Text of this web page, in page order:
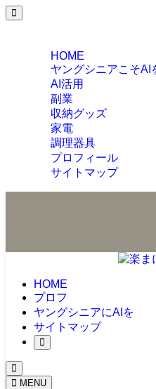
HOME
ヤングシニアこそAI
AI活用
副業
収納グッズ
家電
調理器具
プロフィール
サイトマップ
HOME
プロフ
ヤングシニアにAIを
サイトマップ
MENU